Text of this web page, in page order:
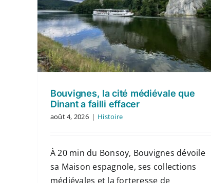
Bouvignes, la cité médiévale que
Dinant a failli effacer
août 4, 2026 | Histoire
À 20 min du Bonsoy, Bouvignes dévoile
sa Maison espagnole, ses collections
médiévales et la forteresse de